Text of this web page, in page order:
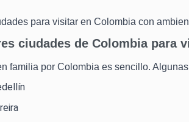
para visitar en Colombia con
ciudades de Colombia para
familia por Colombia es sencillo.